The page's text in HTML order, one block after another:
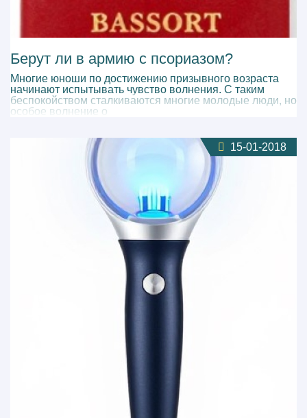
Берут ли в армию с псориазом?
Многие юноши по достижению призывного возраста
начинают испытывать чувство волнения. С таким
беспокойством сталкиваются многие молодые люди, но
особое волнение о
15-01-2018